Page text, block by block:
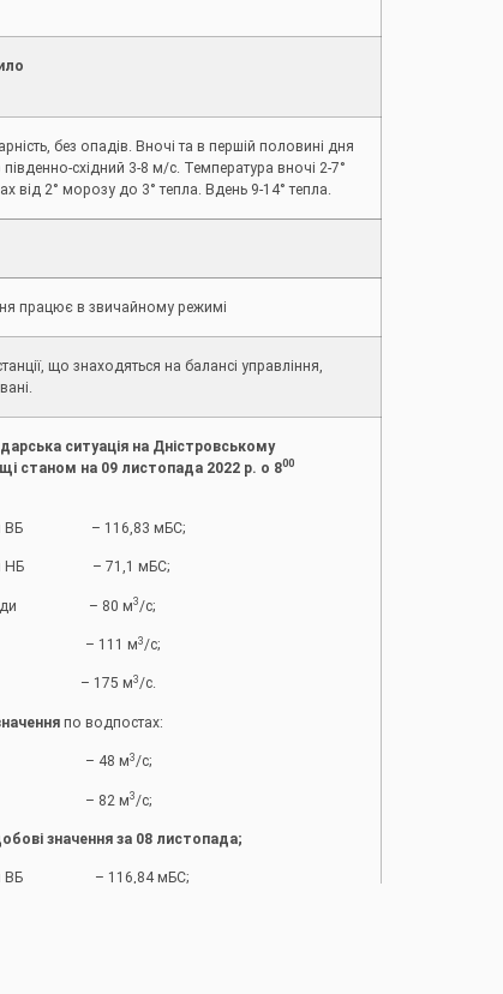
без опадів. Вночі та в першій половині дня
південно-східний 3-8 м/с. Температура вночі 2-7°
від 2° морозу до 3° тепла. Вдень 9-14° тепла.
працює в звичайному режимі
що знаходяться на балансі управління,
ситуація на Дністровському
станом на 09 листопада 2022 р. о 800
ВБ – 116,83 мБС;
НБ – 71,1 мБС;
води – 80 м3 /с;
– 111 м3/с;
– 175 м3/с.
по водпостах:
– 48 м3/с;
– 82 м3 /с;
значення за 08 листопада;
ВБ – 116,84 мБС;